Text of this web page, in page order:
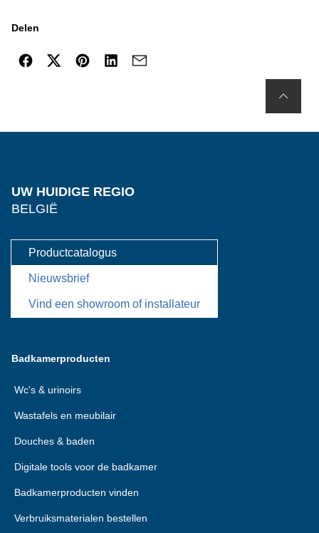
Delen
UW HUIDIGE REGIO
BELGIË
Productcatalogus
Nieuwsbrief
Vind een showroom of installateur
Badkamerproducten
Wc's & urinoirs
Wastafels en meubilair
Douches & baden
Digitale tools voor de badkamer
Badkamerproducten vinden
Verbruiksmaterialen bestellen